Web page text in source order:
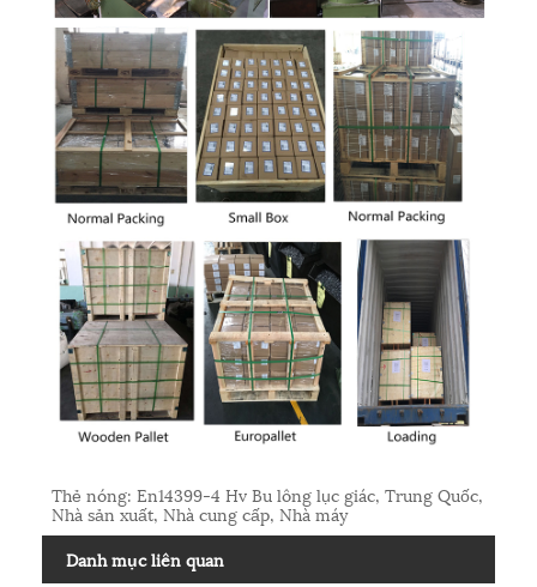
Thẻ nóng: En14399-4 Hv Bu lông lục giác, Trung Quốc,
Nhà sản xuất, Nhà cung cấp, Nhà máy
Danh mục liên quan